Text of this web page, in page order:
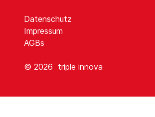
Datenschutz
Impressum
AGBs
© 2026 triple innova